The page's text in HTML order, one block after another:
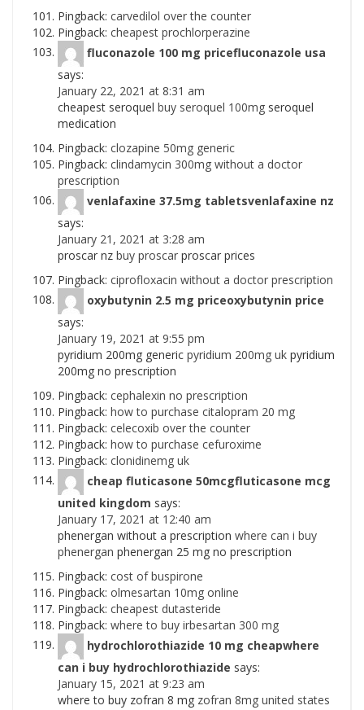
Pingback: carvedilol over the counter
Pingback: cheapest prochlorperazine
fluconazole 100 mg pricefluconazole usa
says:
January 22, 2021 at 8:31 am
cheapest seroquel buy seroquel 100mg seroquel
medication
Pingback: clozapine 50mg generic
Pingback: clindamycin 300mg without a doctor
prescription
venlafaxine 37.5mg tabletsvenlafaxine nz
says:
January 21, 2021 at 3:28 am
proscar nz buy proscar proscar prices
Pingback: ciprofloxacin without a doctor prescription
oxybutynin 2.5 mg priceoxybutynin price
says:
January 19, 2021 at 9:55 pm
pyridium 200mg generic pyridium 200mg uk pyridium
200mg no prescription
Pingback: cephalexin no prescription
Pingback: how to purchase citalopram 20 mg
Pingback: celecoxib over the counter
Pingback: how to purchase cefuroxime
Pingback: clonidinemg uk
cheap fluticasone 50mcgfluticasone mcg
united kingdom says:
January 17, 2021 at 12:40 am
phenergan without a prescription where can i buy
phenergan phenergan 25 mg no prescription
Pingback: cost of buspirone
Pingback: olmesartan 10mg online
Pingback: cheapest dutasteride
Pingback: where to buy irbesartan 300 mg
hydrochlorothiazide 10 mg cheapwhere
can i buy hydrochlorothiazide says:
January 15, 2021 at 9:23 am
where to buy zofran 8 mg zofran 8mg united states